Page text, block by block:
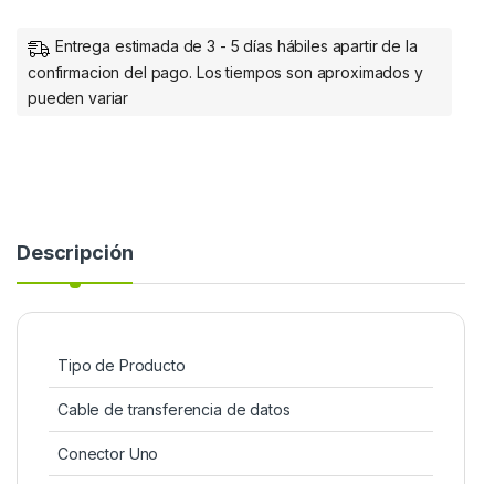
Entrega estimada de 3 - 5 días hábiles apartir de la
confirmacion del pago. Los tiempos son aproximados y
pueden variar
Descripción
Tipo de Producto
Cable de transferencia de datos
Conector Uno